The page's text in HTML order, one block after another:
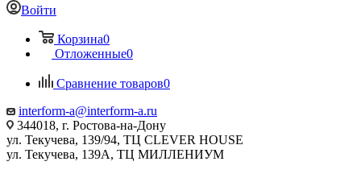
Войти
Корзина0
Отложенные0
Сравнение товаров0
interform-a@interform-a.ru
344018, г. Ростова-на-Дону
ул. Текучева, 139/94, ТЦ CLEVER HOUSE
ул. Текучева, 139А, ТЦ МИЛЛЕНИУМ